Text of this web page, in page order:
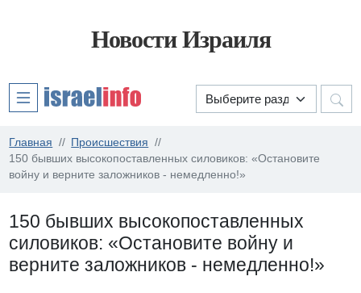
Новости Израиля
Главная
Происшествия
150 бывших высокопоставленных силовиков: «Остановите
войну и верните заложников - немедленно!»
150 бывших высокопоставленных
силовиков: «Остановите войну и
верните заложников - немедленно!»